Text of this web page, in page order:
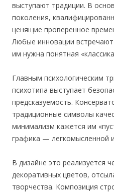
выступают традиции. В
поколения,
ценящие проверенное
Любые инновации
им нужна понятная
Главным психологическим
психотипа выступает
предсказуемость.
традиционные символы
минимализм кажется им
графика — легкомысленной
В дизайне это реализуется
декоративных цветов,
творчества. Композиция